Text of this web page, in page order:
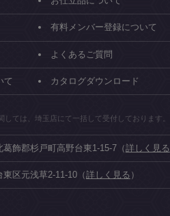
て
有料メンバー登録について
よくあるご質問
カタログダウンロード
ては、埼玉店にて一括して受付しております。
葛飾郡杉戸町高野台東1-15-7（詳しく見る
区元浅草2-11-10（詳しく見る ）